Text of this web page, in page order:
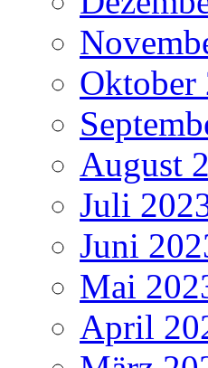
Oktober
August
Juli
Juni
Mai
April